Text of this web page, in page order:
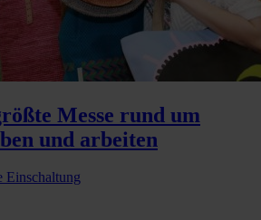
Messe rund um
und arbeiten
Einschaltung